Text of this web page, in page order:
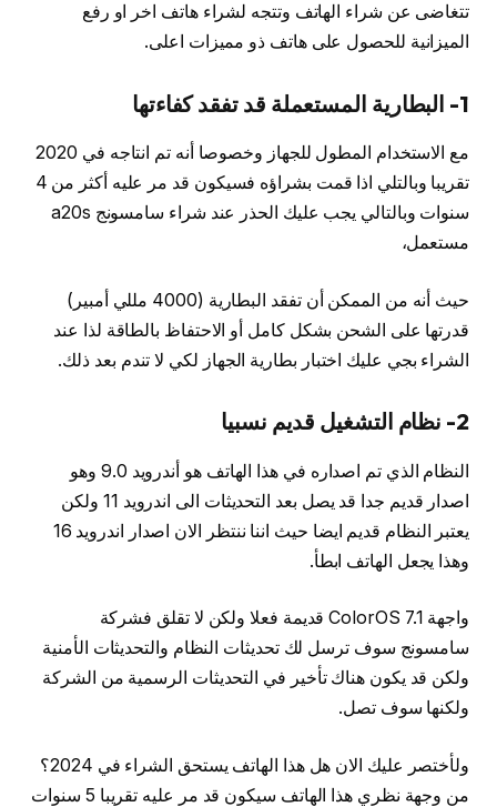
تتغاضى عن شراء الهاتف وتتجه لشراء هاتف اخر او رفع
الميزانية للحصول على هاتف ذو مميزات اعلى.
1- البطارية المستعملة قد تفقد كفاءتها
مع الاستخدام المطول للجهاز وخصوصا أنه تم انتاجه في 2020
تقريبا وبالتلي اذا قمت بشراؤه فسيكون قد مر عليه أكثر من 4
سنوات وبالتالي يجب عليك الحذر عند شراء سامسونج a20s
مستعمل،
حيث أنه من الممكن أن تفقد البطارية (4000 مللي أمبير)
قدرتها على الشحن بشكل كامل أو الاحتفاظ بالطاقة لذا عند
الشراء بجي عليك اختبار بطارية الجهاز لكي لا تندم بعد ذلك.
2- نظام التشغيل قديم نسبيا
النظام الذي تم اصداره في هذا الهاتف هو أندرويد 9.0 وهو
اصدار قديم جدا قد يصل بعد التحديثات الى اندرويد 11 ولكن
يعتبر النظام قديم ايضا حيث اننا ننتظر الان اصدار اندرويد 16
وهذا يجعل الهاتف ابطأ.
واجهة ColorOS 7.1 قديمة فعلا ولكن لا تقلق فشركة
سامسونج سوف ترسل لك تحديثات النظام والتحديثات الأمنية
ولكن قد يكون هناك تأخير في التحديثات الرسمية من الشركة
ولكنها سوف تصل.
ولأختصر عليك الان هل هذا الهاتف يستحق الشراء في 2024؟
من وجهة نظري هذا الهاتف سيكون قد مر عليه تقريبا 5 سنوات